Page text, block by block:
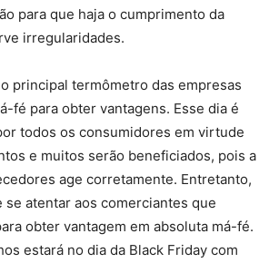
para que haja o cumprimento da
irregularidades.
principal termômetro das empresas
fé para obter vantagens. Esse dia é
todos os consumidores em virtude
e muitos serão beneficiados, pois a
age corretamente. Entretanto,
se atentar aos comerciantes que
obter vantagem em absoluta má-fé.
estará no dia da Black Friday com